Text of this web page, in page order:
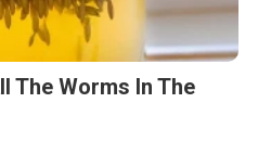
The Worms In The